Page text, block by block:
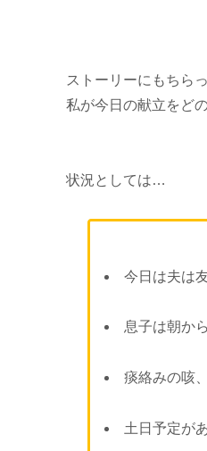
ストーリーにもちら
私が今日の献立をど
状況としては…
今日は夫は
息子は朝か
痰絡みの咳
土日予定が